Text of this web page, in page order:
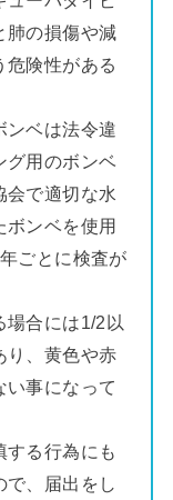
肺の損傷や減
危険性がある
ンベは法令違
グ用のボンベ
会で適切な水
ボンベを使用
ごとに検査が
場合には1/2以
り、黄色や赤
い事になって
する行為にも
で、届出をし